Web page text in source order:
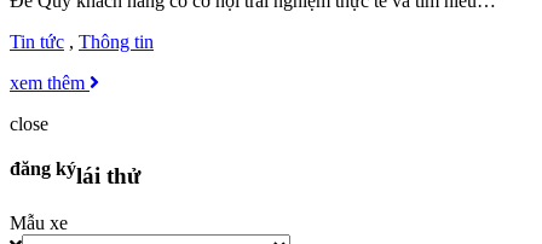
Tin tức , Thông tin
xem thêm
close
đăng kýlái thử
Mẫu xe